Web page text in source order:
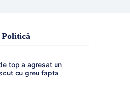
Politică
top a agresat un
cu greu fapta